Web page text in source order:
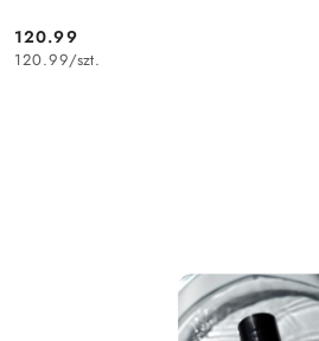
Cena:
120.99
120.99/szt.